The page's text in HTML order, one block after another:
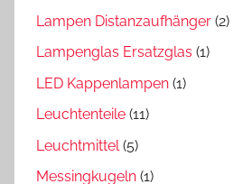
Lampen Distanzaufhänger (2)
Lampenglas Ersatzglas (1)
LED Kappenlampen (1)
Leuchtenteile (11)
Leuchtmittel (5)
Messingkugeln (1)